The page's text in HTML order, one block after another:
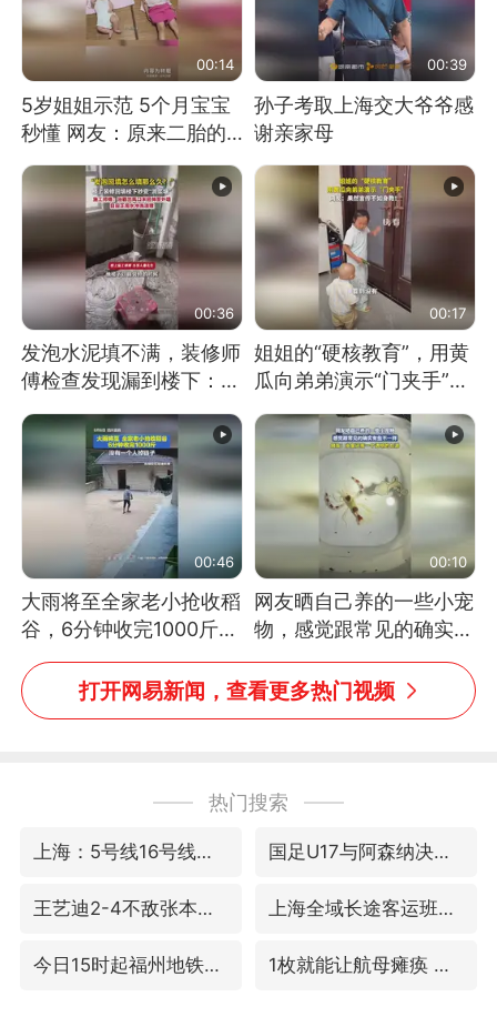
00:14
5岁姐姐示范 5个月宝宝
秒懂 网友：原来二胎的
快乐长这样
00:39
孙子考取上海交大爷爷感
谢亲家母
00:36
发泡水泥填不满，装修师
傅检查发现漏到楼下：出
风口未延伸到外墙
00:17
姐姐的“硬核教育”，用黄
瓜向弟弟演示“门夹手”，
网友：果然言传不如身
教！
00:46
大雨将至全家老小抢收稻
谷，6分钟收完1000斤，
没有一个人掉链子
00:10
网友晒自己养的一些小宠
物，感觉跟常见的确实有
些不一样
打开网易新闻，查看更多热门视频
热门搜索
上海：5号线16号线浦江线全线停运 国足U17与阿森纳决赛取消 并列冠军
王艺迪2-4不敌张本美和止步4强 上海全域长途客运班次全部停运
今日15时起福州地铁高架区段停运 1枚就能让航母瘫痪 轰-6J实力有多强